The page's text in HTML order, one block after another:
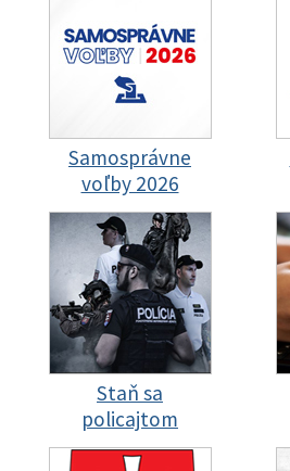
Samosprávne
voľby 2026
Staň sa
policajtom